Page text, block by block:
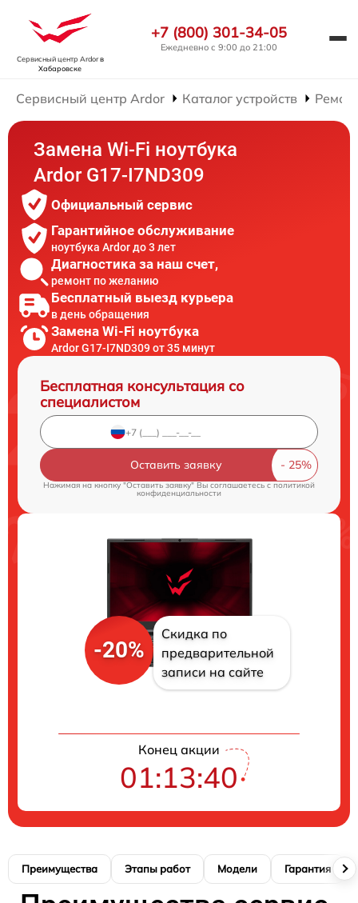
Сервисный центр Ardorв
Хабаровске
+7 (800) 301-34-05
Ежедневно с 9:00 до 21:00
Сервисный центр Ardor Каталог устройств
Замена Wi-Fi ноутбука
Ardor G17-I7ND309
Официальный сервис
Гарантийное обслуживание
ноутбука Ardor до 3 лет
Диагностика за наш счет,
ремонт по желанию
Бесплатный выезд курьера
в день обращения
Замена Wi-Fi ноутбука
Ardor G17-I7ND309 от 35 минут
Бесплатная консультация со
специалистом
Оставить заявку
Нажимая на кнопку "Оставить заявку" Вы соглашаетесь cполитикой
конфиденциальности
-20%
Скидка по
предварительной
записи на сайте
Конец акции
01:13:39
Преимущества Этапы работ Модели Гарантия